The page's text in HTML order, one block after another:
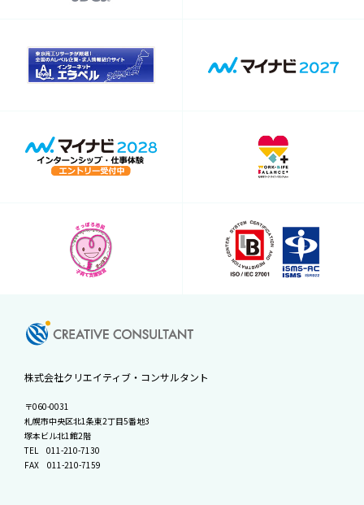
株式会社クリエイティブ・コンサルタント
〒060-0031
札幌市中央区北1条東2丁目5番地3
塚本ビル北1館2階
TEL 011-210-7130
FAX 011-210-7159